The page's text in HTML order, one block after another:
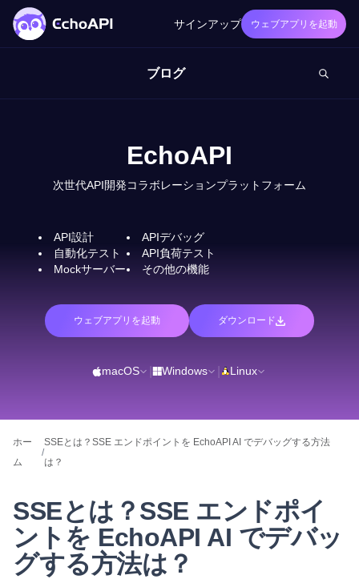
サインアップ ウェブアプリを起動
ブログ
EchoAPI
次世代API開発コラボレーションプラットフォーム
API設計
APIデバッグ
自動化テスト
API負荷テスト
Mockサーバー
その他の機能
ウェブアプリを起動 ダウンロード
macOS Windows Linux
ホー
ム
/
SSEとは？SSE エンドポイントを EchoAPI AI でデバッグする方法
は？
SSEとは？SSE エンドポイ
ントを EchoAPI AI でデバッ
グする方法は？